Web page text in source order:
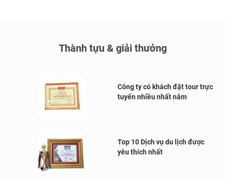
Thành tựu & giải thưởng
Công ty có khách đặt tour trực
tuyến nhiều nhất năm
Top 10 Dịch vụ du lịch được
yêu thích nhất